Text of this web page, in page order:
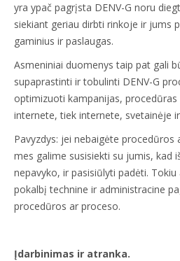
yra ypač pagrįsta DENV-G noru
siekiant geriau dirbti rinkoje ir jums
gaminius ir paslaugas.
Asmeniniai duomenys taip pat gali
supaprastinti ir tobulinti DENV-G
optimizuoti kampanijas, procedūras
internete, tiek internete, svetainėje
Pavyzdys: jei nebaigėte procedūros
mes galime susisiekti su jumis, kad
nepavyko, ir pasisiūlyti padėti.
pokalbį technine ir administracine
procedūros ar proceso.
Įdarbinimas ir atranka.